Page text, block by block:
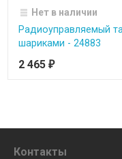
Нет в наличии
Радиоуправляемый
шариками - 24883
2 465 ₽
Контакты